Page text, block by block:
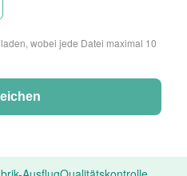
wobei jede Datei maximal 10